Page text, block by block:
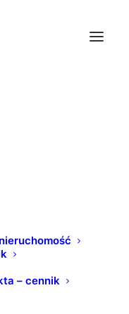
– cennik
kupie
Bydgoszcz | Sesja